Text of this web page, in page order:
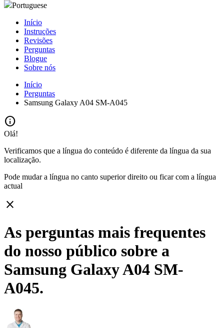
Portuguese
Início
Instruções
Revisões
Perguntas
Blogue
Sobre nós
Início
Perguntas
Samsung Galaxy A04 SM-A045
info
Olá!
Verificamos que a língua do conteúdo é diferente da língua da sua
localização.
Pode mudar a língua no canto superior direito ou ficar com a língua
actual
close
As perguntas mais frequentes
do nosso público sobre a
Samsung Galaxy A04 SM-
A045.